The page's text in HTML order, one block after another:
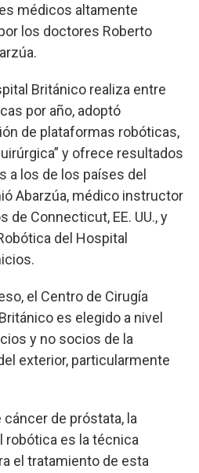
médicos altamente
los doctores Roberto
Británico realiza entre
por año, adoptó
de plataformas robóticas,
y ofrece resultados
a los de los países del
Abarzúa, médico instructor
de Connecticut, EE. UU., y
del Hospital
el Centro de Cirugía
es elegido a nivel
y no socios de la
exterior, particularmente
de próstata, la
robótica es la técnica
el tratamiento de esta